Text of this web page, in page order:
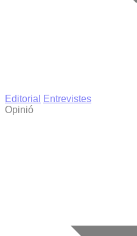
Editorial
Entrevistes
Opinió